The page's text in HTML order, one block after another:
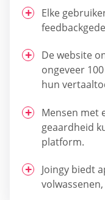
Elke
De website
ongeveer
hun
Mensen met
geaardheid
platform.
Joingy biedt